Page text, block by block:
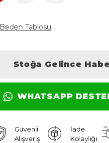
Beden Tablosu
Stoğa Gelince
WHATSAPP
Güvenli
Alışveriş
İade
Kolaylığı